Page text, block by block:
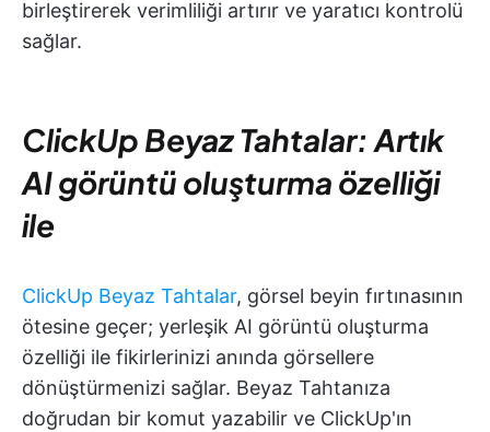
birleştirerek verimliliği artırır ve yaratıcı kontrolü
sağlar.
ClickUp Beyaz Tahtalar: Artık
AI görüntü oluşturma özelliği
ile
ClickUp Beyaz Tahtalar, görsel beyin fırtınasının
ötesine geçer; yerleşik AI görüntü oluşturma
özelliği ile fikirlerinizi anında görsellere
dönüştürmenizi sağlar. Beyaz Tahtanıza
doğrudan bir komut yazabilir ve ClickUp'ın